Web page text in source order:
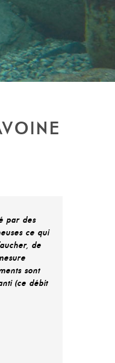
par des
ce qui
de
sont
(ce débit